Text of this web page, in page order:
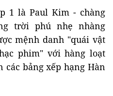
1 là Paul Kim - chàng
trời phú nhẹ nhàng
mệnh danh "quái vật
phim" với hàng loạt
bảng xếp hạng Hàn